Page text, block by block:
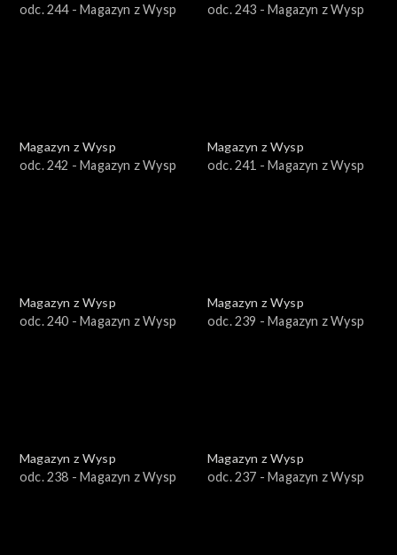
odc. 244 - Magazyn z Wysp
odc. 243 - Magazyn z Wysp
Magazyn z Wysp
odc. 242 - Magazyn z Wysp
Magazyn z Wysp
odc. 241 - Magazyn z Wysp
Magazyn z Wysp
odc. 240 - Magazyn z Wysp
Magazyn z Wysp
odc. 239 - Magazyn z Wysp
Magazyn z Wysp
odc. 238 - Magazyn z Wysp
Magazyn z Wysp
odc. 237 - Magazyn z Wysp